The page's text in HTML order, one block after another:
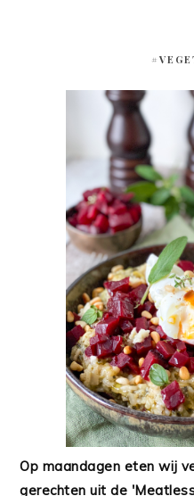
Op maandagen eten wij
gerechten uit de